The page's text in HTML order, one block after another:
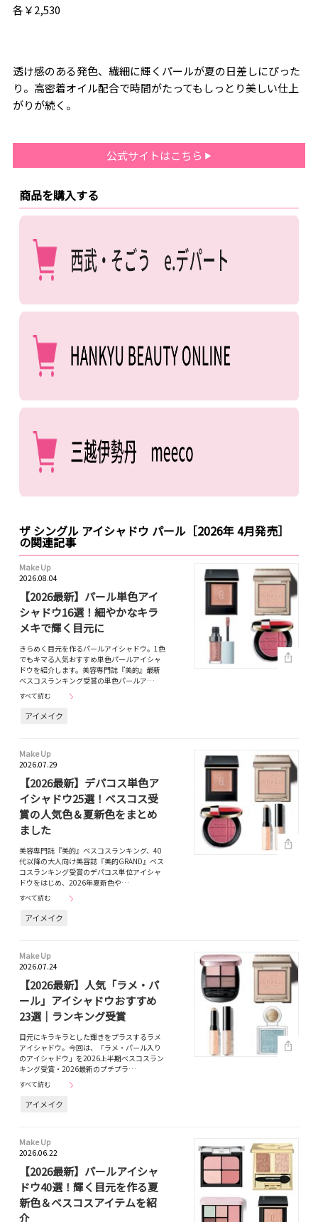
各￥2,530
透け感のある発色、繊細に輝くパールが夏の日差しにぴった
り。高密着オイル配合で時間がたってもしっとり美しい仕上
がりが続く。
公式サイトはこちら
商品を購入する
ザ シングル アイシャドウ パール［2026年 4月発売］
の関連記事
Make Up
2026.08.04
【2026最新】パール単色アイ
シャドウ16選！細やかなキラ
メキで輝く目元に
きらめく目元を作るパールアイシャドウ。1色
でもキマる人気おすすめ単色パールアイシャ
ドウを紹介します。美容専門誌『美的』最新
ベスコスランキング受賞の単色パールア…
すべて読む
アイメイク
Make Up
2026.07.29
【2026最新】デパコス単色ア
イシャドウ25選！ベスコス受
賞の人気色＆夏新色をまとめ
ました
美容専門誌『美的』ベスコスランキング、40
代以降の大人向け美容誌『美的GRAND』ベス
コスランキング受賞のデパコス単位アイシャ
ドウをはじめ、2026年夏新色や…
すべて読む
アイメイク
Make Up
2026.07.24
【2026最新】人気「ラメ・パ
ール」アイシャドウおすすめ
23選｜ランキング受賞
目元にキラキラとした輝きをプラスするラメ
アイシャドウ。今回は、「ラメ・パール入り
のアイシャドウ」を2026上半期ベスコスラン
キング受賞・2026最新のプチプラ…
すべて読む
アイメイク
Make Up
2026.06.22
【2026最新】パールアイシャ
ドウ40選！輝く目元を作る夏
新色＆ベスコスアイテムを紹
介